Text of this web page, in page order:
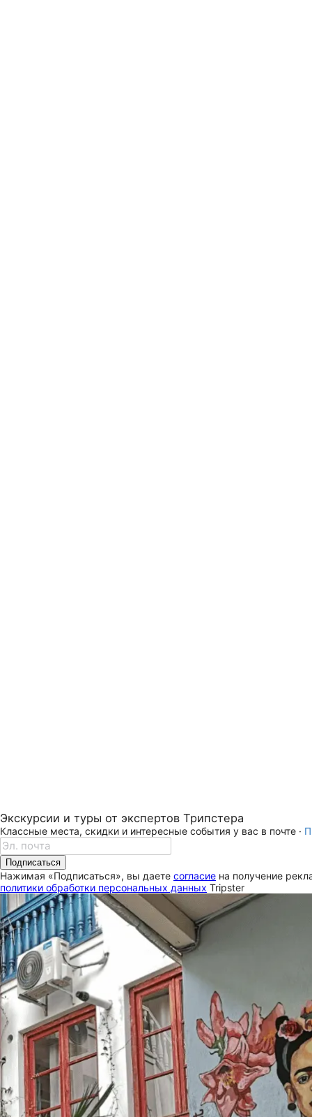
Экскурсии и туры от экспертов Трипстера
Классные места, скидки и интересные события у вас в почте ·
Подписаться
Нажимая «Подписаться», вы даете согласие на получение
политики обработки персональных данных Tripster